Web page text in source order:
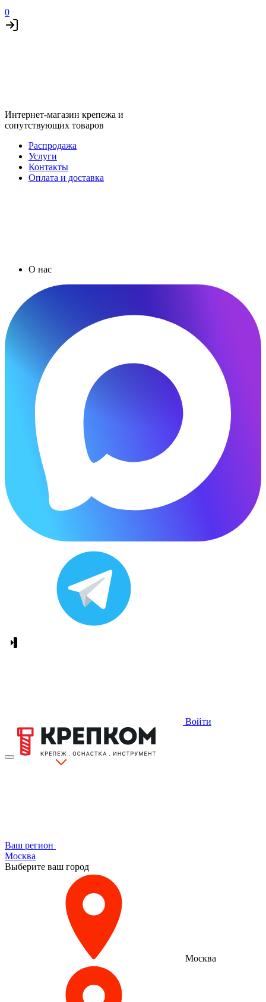
0
Интернет-магазин крепежа и
сопутствующих товаров
Распродажа
Услуги
Контакты
Оплата и доставка
О нас
Войти
Ваш регион
Москва
Выберите ваш город
Москва